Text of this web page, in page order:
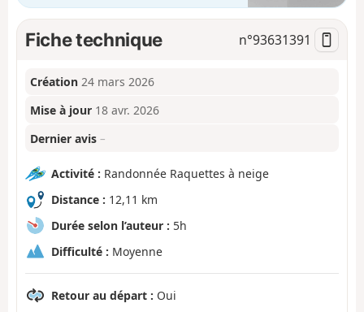
Fiche technique n°93631391
Création 24 mars 2026
Mise à jour 18 avr. 2026
Dernier avis –
Activité : Randonnée Raquettes à neige
Distance : 12,11 km
Durée selon l’auteur : 5h
Difficulté : Moyenne
Retour au départ : Oui